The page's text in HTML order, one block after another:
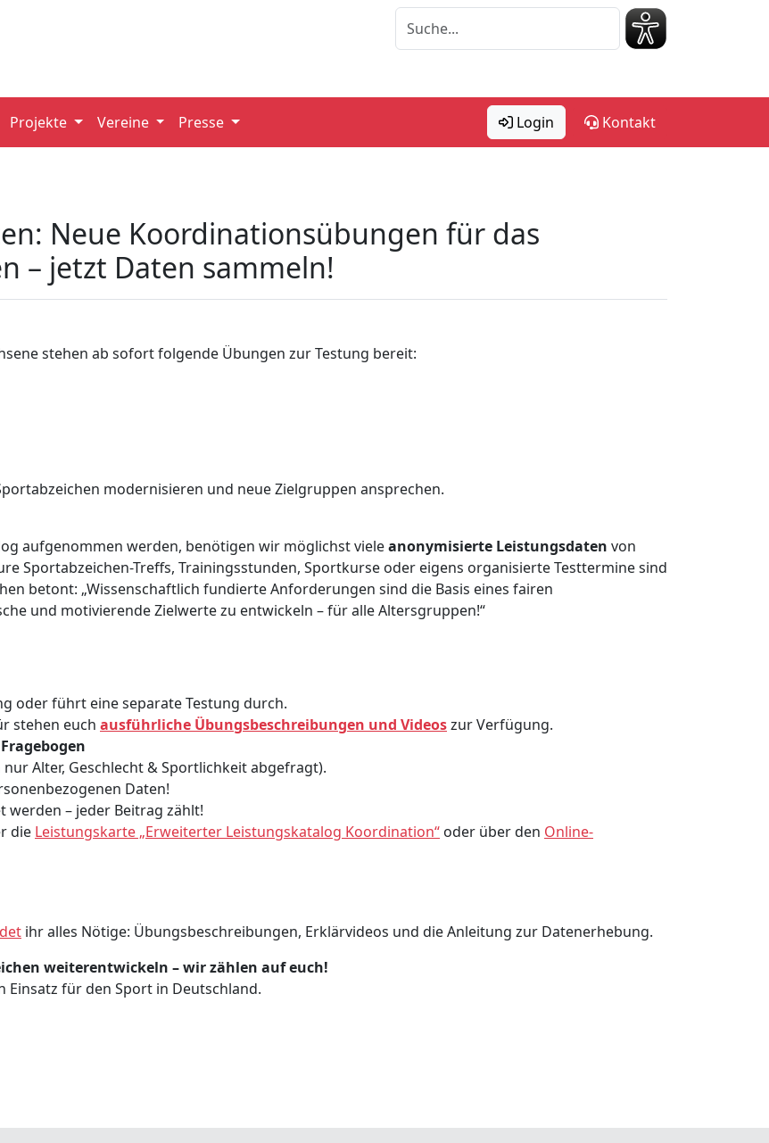
Projekte Vereine Presse Login Kontakt
Neue Koordinationsübungen für das
– jetzt Daten sammeln!
stehen ab sofort folgende Übungen zur Testung bereit:
modernisieren und neue Zielgruppen ansprechen.
aufgenommen werden, benötigen wir möglichst vieleanonymisierte Leistungsdaten von
Sportabzeichen-Treffs, Trainingsstunden, Sportkurse oder eigens organisierte Testtermine sind
betont: „Wissenschaftlich fundierte Anforderungen sind die Basis eines fairen
und motivierende Zielwerte zu entwickeln – für alle Altersgruppen!“
oder führt eine separate Testung durch.
stehen euch ausführliche Übungsbeschreibungen und Videoszur Verfügung.
Fragebogen
nur Alter, Geschlecht & Sportlichkeit abgefragt).
Daten!
werden – jeder Beitrag zählt!
die Leistungskarte „Erweiterter Leistungskatalog Koordination“ oder über den Online-
ihr alles Nötige: Übungsbeschreibungen, Erklärvideos und die Anleitung zur Datenerhebung.
weiterentwickeln – wir zählen auf euch!
für den Sport in Deutschland.